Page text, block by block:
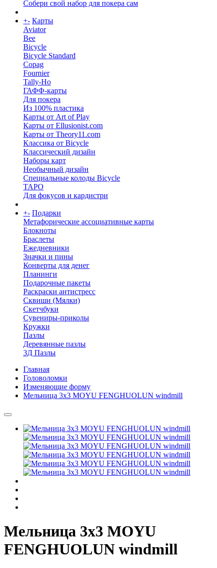
Собери свой набор для покера сам
+- Карты
Aviator
Bee
Bicycle
Bicycle Standard
Copag
Fournier
Tally-Ho
ГАФФ-карты
Для покера
Из 100% пластика
Карты от Art of Play
Карты от Ellusionist.com
Карты от Theory11.com
Классика от Bicycle
Классический дизайн
Наборы карт
Необычный дизайн
Специальные колоды Bicycle
ТАРО
Для фокусов и кардистри
+- Подарки
Метафорические ассоциативные карты
Блокноты
Браслеты
Ежедневники
Значки и пины
Конверты для денег
Планинги
Подарочные пакеты
Раскраски антистресс
Сквиши (Мялки)
Скетчбуки
Сувениры-приколы
Кружки
Пазлы
Деревянные пазлы
3Д Пазлы
Главная
Головоломки
Изменяющие форму
Мельница 3х3 MOYU FENGHUOLUN windmill
Мельница 3х3 MOYU
FENGHUOLUN windmill